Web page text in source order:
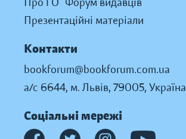
Презентаційні матеріали
Контакти
bookforum@bookforum.com.ua
а/с 6644, м. Львів, 79005, Україна
Соціальні мережі